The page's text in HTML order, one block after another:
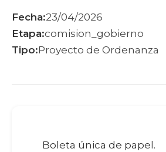
Fecha:23/04/2026
Etapa:comision_gobierno
Tipo:Proyecto de Ordenanza
Boleta única de papel.